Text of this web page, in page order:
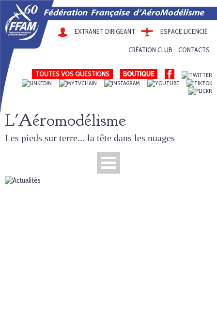
EXTRANET DIRIGEANT ESPACE LICENCIÉ
CRÉATION CLUB CONTACTS
TOUTES VOS QUESTIONS
L'Aéromodélisme
Les pieds sur terre... la tête dans les nuages